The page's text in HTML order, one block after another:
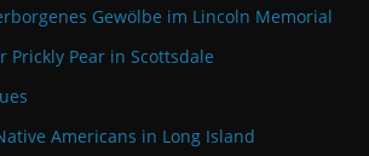
Gewölbe im Lincoln Memorial
Prickly Pear in Scottsdale
Americans in Long Island